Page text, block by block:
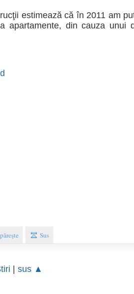
estimează că în 2011 am
apartamente, din cauza unui
Sus
sus ▲